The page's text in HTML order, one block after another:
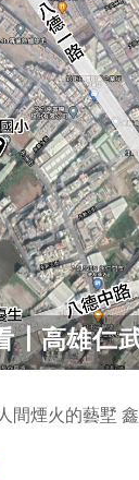
┃高雄仁
間煙火的藝墅